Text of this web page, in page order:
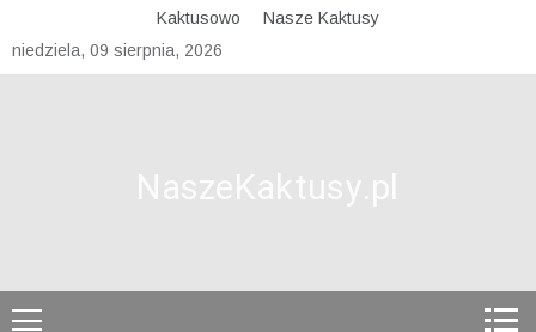
content
Kaktusowo
Nasze Kaktusy
niedziela, 09 sierpnia, 2026